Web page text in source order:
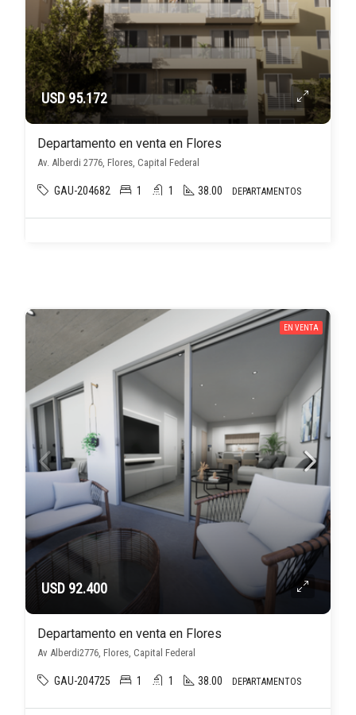
USD 95.172
Departamento en venta en Flores
Av. Alberdi 2776, Flores, Capital Federal
GAU-204682 1 1 38.00 DEPARTAMENTOS
EN VENTA
USD 92.400
Departamento en venta en Flores
Av Alberdi2776, Flores, Capital Federal
GAU-204725 1 1 38.00 DEPARTAMENTOS